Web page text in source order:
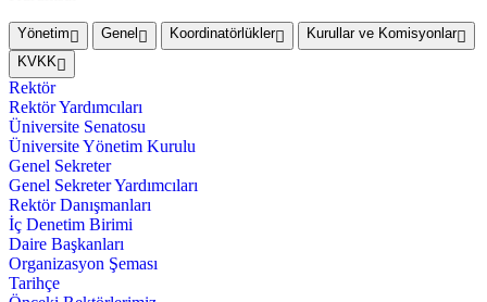
Yönetim Genel Koordinatörlükler
Kurullar ve Komisyonlar
KVKK
Rektör
Rektör Yardımcıları
Üniversite Senatosu
Üniversite Yönetim Kurulu
Genel Sekreter
Genel Sekreter Yardımcıları
Rektör Danışmanları
İç Denetim Birimi
Daire Başkanları
Organizasyon Şeması
Tarihçe